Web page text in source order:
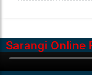
Sarangi Online